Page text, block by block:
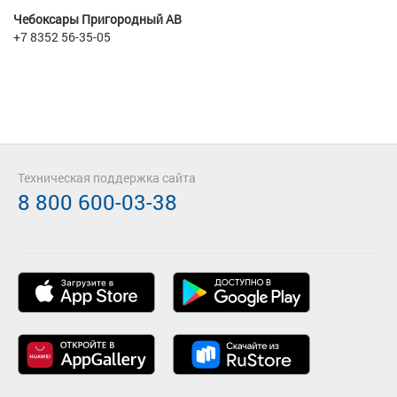
Чебоксары Пригородный АВ
+7 8352 56-35-05
Техническая поддержка сайта
8 800 600-03-38